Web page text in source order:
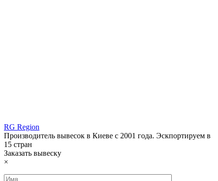
RG Region
Производитель вывесок в Киеве с 2001 года. Эскпортируем в
15 стран
Заказать вывеску
×